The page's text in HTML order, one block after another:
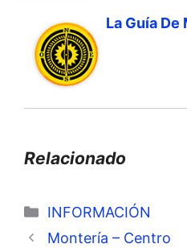
La Guía De
Relacionado
Categorías
INFORMACIÓN
Montería – Centro